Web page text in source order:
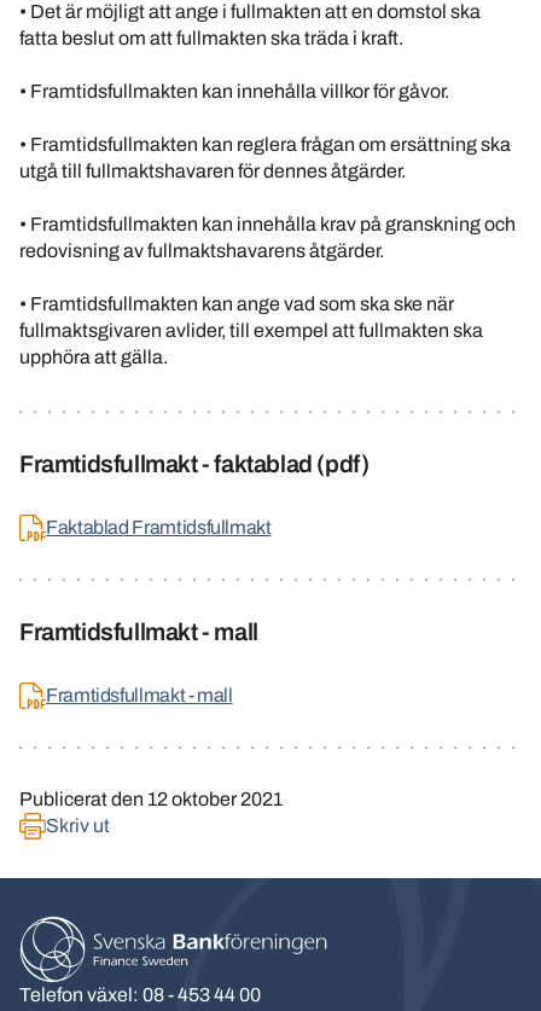
• Det är möjligt att ange i fullmakten att en domstol ska
fatta beslut om att fullmakten ska träda i kraft.
• Framtidsfullmakten kan innehålla villkor för gåvor.
• Framtidsfullmakten kan reglera frågan om ersättning ska
utgå till fullmaktshavaren för dennes åtgärder.
• Framtidsfullmakten kan innehålla krav på granskning och
redovisning av fullmaktshavarens åtgärder.
• Framtidsfullmakten kan ange vad som ska ske när
fullmaktsgivaren avlider, till exempel att fullmakten ska
upphöra att gälla.
Framtidsfullmakt - faktablad (pdf)
Faktablad Framtidsfullmakt
Framtidsfullmakt - mall
Framtidsfullmakt - mall
Publicerat den 12 oktober 2021
Skriv ut
Telefon växel: 08 - 453 44 00